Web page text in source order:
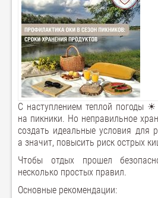
С наступлением теплой погоды
на пикники. Но неправильное
создать идеальные условия для
а значит, повысить риск острых
Чтобы отдых прошел
несколько простых правил.
Основные рекомендации: